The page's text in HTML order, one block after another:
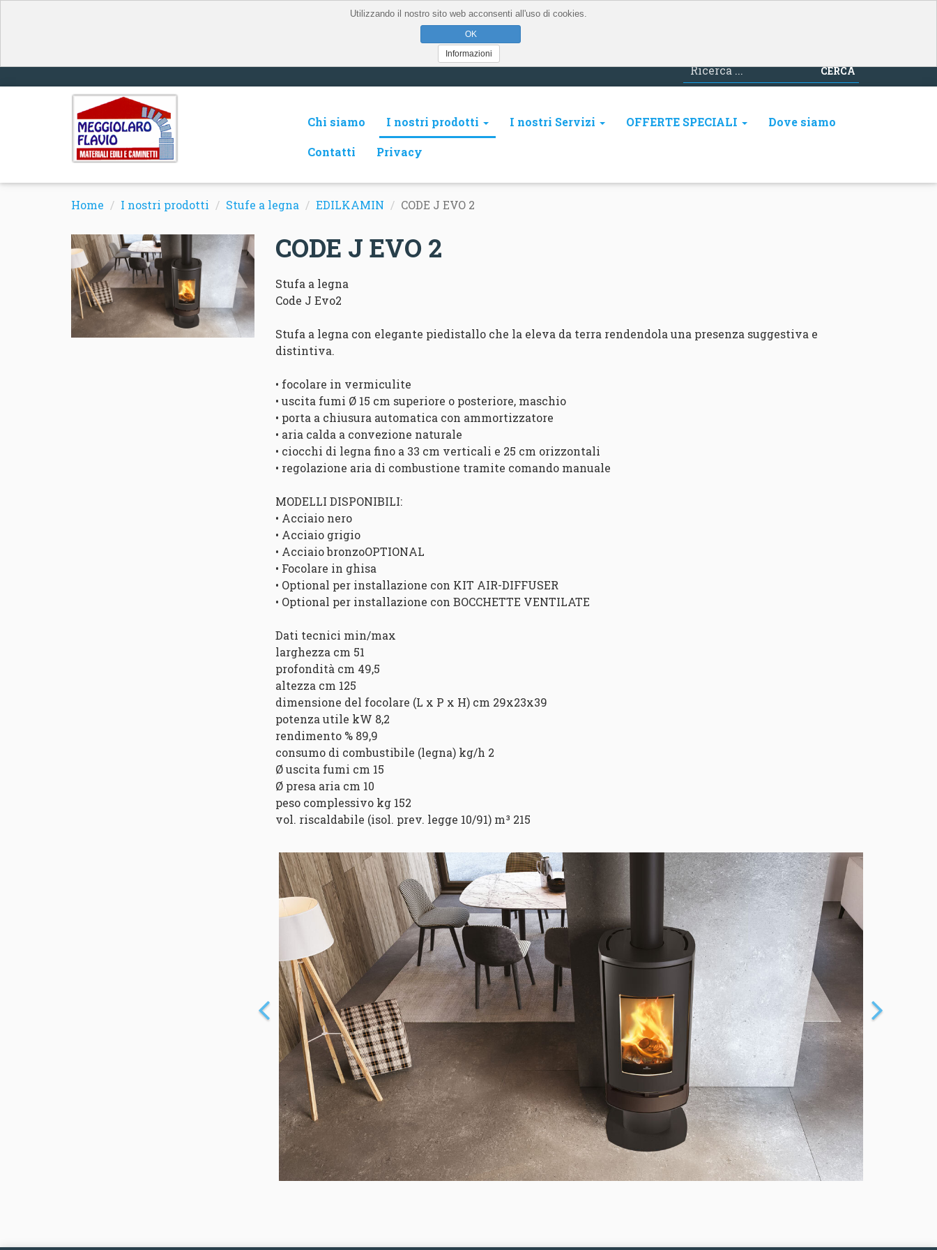
CERCA
Chi siamo I nostri prodotti I nostri Servizi OFFERTE SPECIALI Dove siamo
Contatti Privacy
Home I nostri prodotti Stufe a legna EDILKAMIN CODE J EVO 2
CODE J EVO 2
Stufa a legna
Code J Evo2
Stufa a legna con elegante piedistallo che la eleva da terra rendendola una presenza suggestiva e
distintiva.
• focolare in vermiculite
• uscita fumi Ø 15 cm superiore o posteriore, maschio
• porta a chiusura automatica con ammortizzatore
• aria calda a convezione naturale
• ciocchi di legna fino a 33 cm verticali e 25 cm orizzontali
• regolazione aria di combustione tramite comando manuale
MODELLI DISPONIBILI:
• Acciaio nero
• Acciaio grigio
• Acciaio bronzoOPTIONAL
• Focolare in ghisa
• Optional per installazione con KIT AIR-DIFFUSER
• Optional per installazione con BOCCHETTE VENTILATE
Dati tecnici min/max
larghezza cm 51
profondità cm 49,5
altezza cm 125
dimensione del focolare (L x P x H) cm 29x23x39
potenza utile kW 8,2
rendimento % 89,9
consumo di combustibile (legna) kg/h 2
Ø uscita fumi cm 15
Ø presa aria cm 10
peso complessivo kg 152
vol. riscaldabile (isol. prev. legge 10/91) m³ 215
Utilizzando il nostro sito web acconsenti all'uso di cookies.
Informazioni